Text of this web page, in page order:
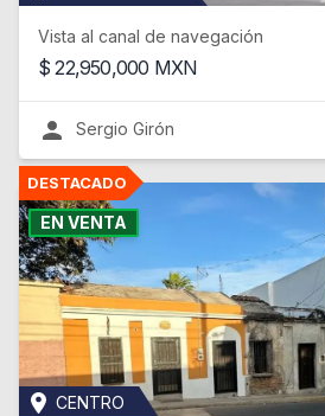
Vista al canal de navegación
$22,950,000 MXN
Sergio Girón
EN VENTA
CENTRO